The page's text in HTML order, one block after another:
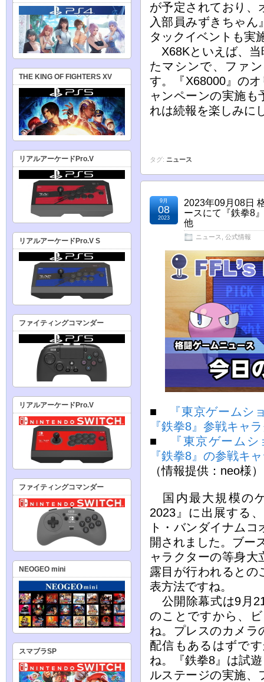
が予定されており、
入部員みずきちゃ
タックイベントも実
X68Kといえば、当
たマシンで、ファ
す。『X68000』の
ャンペーンの実施
れは続報を楽しみに
タグ: ニュース
2023年09月08日
ースにて『鉄拳8
他
ニュース 公式情報
9月
08
2023
■
『東京ゲームシ
『鉄拳8』参戦キャ
■
『東京ゲーム
『鉄拳8』の参戦キ
（情報提供：neo様）
国内最大規模の
2023』に出展する
ト・バンダイナム
開されました。ブー
ャラクターの等身
露目が行われるとの
表方法ですね。
公開除幕式は9月
のことですから、
ね。プレスのカメラ
配信もあるはずで
ね。『鉄拳8』は試
ルステージの実施、
THE KING OF FIGHTERS XV
リアルアーケードPro.V
リアルアーケードPro.V S
ファイティングコマンダー
リアルアーケードPro.V
ファイティングコマンダー
NEOGEO mini
スマブラSP